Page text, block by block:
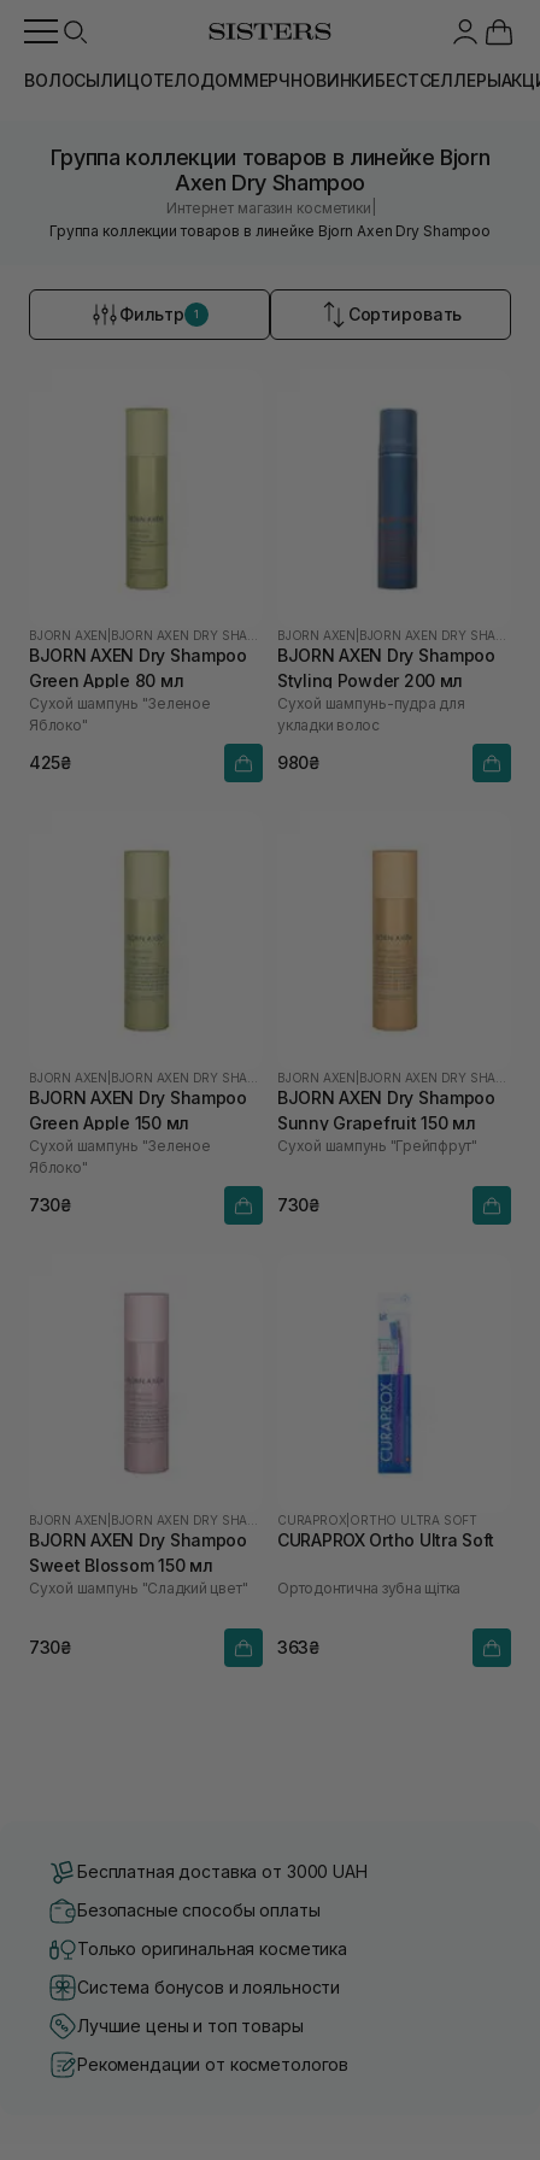
ВОЛОСЫЛИЦОТЕЛОДОММЕРЧНОВИНКИБЕСТСЕЛЛЕРЫ
Группа коллекции товаров в линейке Bjorn
Axen Dry Shampoo
Интернет магазин косметики
Группа коллекции товаров в линейке Bjorn Axen Dry Shampoo
Фильтр 1 Сортировать
BJORN AXEN
BJORN AXEN Dry Shampoo
Green Apple 80 мл
Сухой шампунь "Зеленое
Яблоко"
425₴
BJORN AXEN
BJORN AXEN Dry Shampoo
Styling Powder 200 мл
Сухой шампунь-пудра для
укладки волос
980₴
BJORN AXEN
BJORN AXEN Dry Shampoo
Green Apple 150 мл
Сухой шампунь "Зеленое
Яблоко"
730₴
BJORN AXEN
BJORN AXEN Dry Shampoo
Sunny Grapefruit 150 мл
Сухой шампунь "Грейпфрут"
730₴
BJORN AXEN
BJORN AXEN Dry Shampoo
Sweet Blossom 150 мл
Сухой шампунь "Сладкий цвет"
730₴
CURAPROX ORTHO ULTRA SOFT
CURAPROX Ortho Ultra Soft
Ортодонтична зубна щітка
363₴
Бесплатная доставка от 3000 UAH
Безопасные способы оплаты
Только оригинальная косметика
Система бонусов и лояльности
Лучшие цены и топ товары
Рекомендации от косметологов